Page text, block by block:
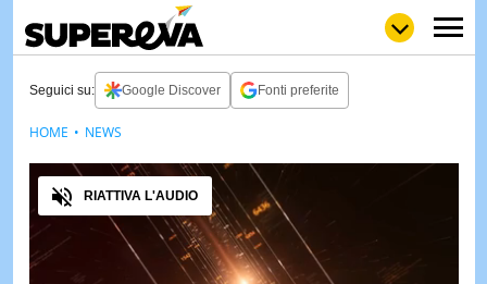
LOLGULP
LOVE
WOW
NEWS
Seguici su: Google Discover Fonti preferite
Audio
RIATTIVA L'AUDIO
HOME NEWS